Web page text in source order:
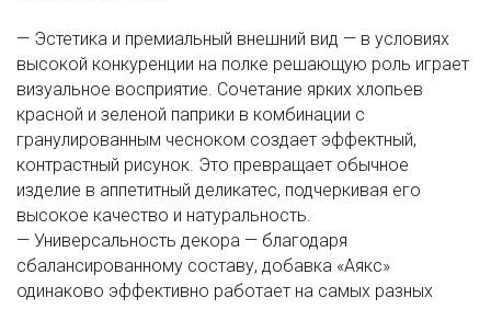
— Эстетика и премиальный внешний вид — в условиях
высокой конкуренции на полке решающую роль играет
визуальное восприятие. Сочетание ярких хлопьев
красной и зеленой паприки в комбинации с
гранулированным чесноком создает эффектный,
контрастный рисунок. Это превращает обычное
изделие в аппетитный деликатес, подчеркивая его
высокое качество и натуральность.
— Универсальность декора — благодаря
сбалансированному составу, добавка «Аякс»
одинаково эффективно работает на самых разных